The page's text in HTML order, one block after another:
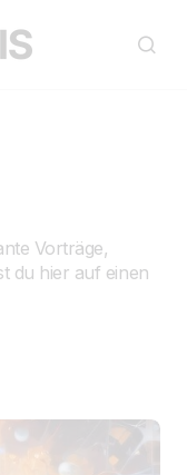
Vorträge,
du hier auf einen